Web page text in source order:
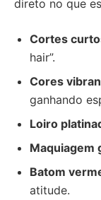
direto no que
Cortes
hair”.
Cores
ganhando
Loiro
Maquiagem
Batom
atitude.